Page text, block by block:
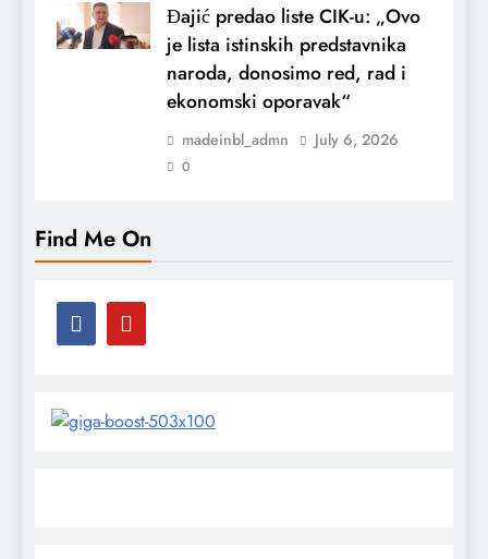
Đajić predao liste CIK-u: „Ovo
je lista istinskih predstavnika
naroda, donosimo red, rad i
ekonomski oporavak“
madeinbl_admn July 6, 2026
0
Find Me On